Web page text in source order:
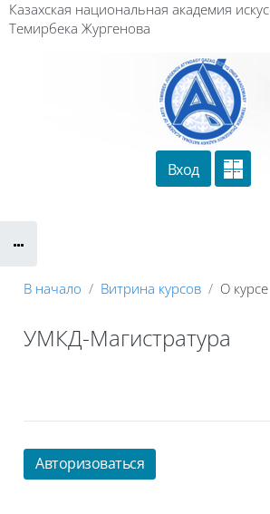
Перейти к основному содержанию
Казахская национальная академия
Темирбека Жургенова
Вход
В начало Витрина курсов О курсе
УМКД-Магистратура
Авторизоваться